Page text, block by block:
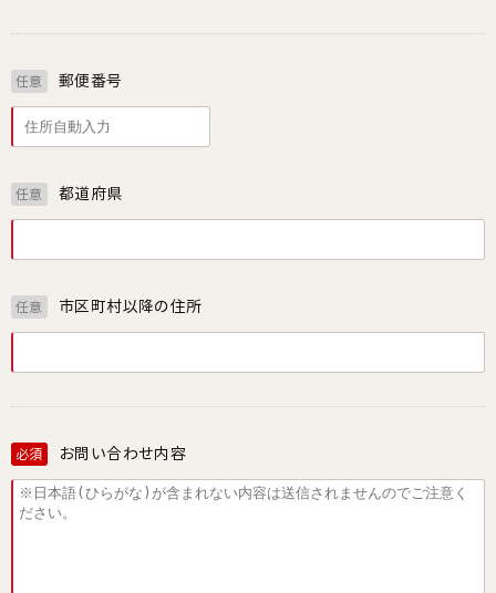
任意 郵便番号
任意 都道府県
任意 市区町村以降の住所
必須 お問い合わせ内容